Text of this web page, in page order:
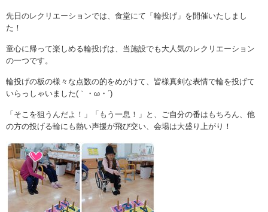
先日のレクリエーションでは、食堂にて「輪投げ」を開催いたしまし
た！
童心に帰って楽しめる輪投げは、当施設でも大人気のレクリエーション
の一つです。
輪投げの板の様々な点数の的をめがけて、皆様真剣な表情で輪を投げて
いらっしゃいました(｀・ω・´)
「そこを狙うんだよ！」「もう一息！」と、ご自分の番はもちろん、他
の方の投げる輪にも熱い声援が飛び交い、会場は大盛り上がり！